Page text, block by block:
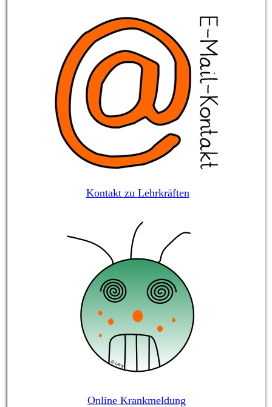
Kontakt zu Lehrkräften
Online Krankmeldung